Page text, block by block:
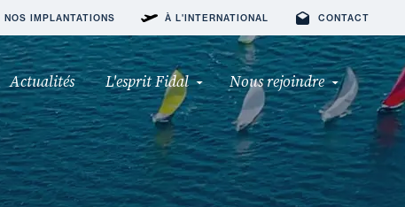
NOS IMPLANTATIONS À L'INTERNATIONAL CONTACT
Actualités L'esprit Fidal Nous rejoindre